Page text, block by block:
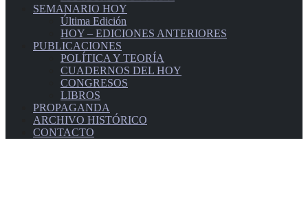
SEMANARIO HOY
Última Edición
HOY – EDICIONES ANTERIORES
PUBLICACIONES
POLÍTICA Y TEORÍA
CUADERNOS DEL HOY
CONGRESOS
LIBROS
PROPAGANDA
ARCHIVO HISTÓRICO
CONTACTO